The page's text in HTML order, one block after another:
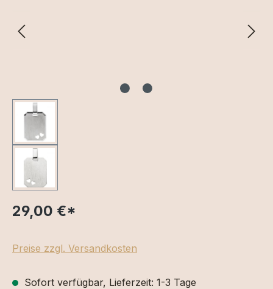
29,00 €*
Preise zzgl. Versandkosten
Sofort verfügbar, Lieferzeit: 1-3 Tage